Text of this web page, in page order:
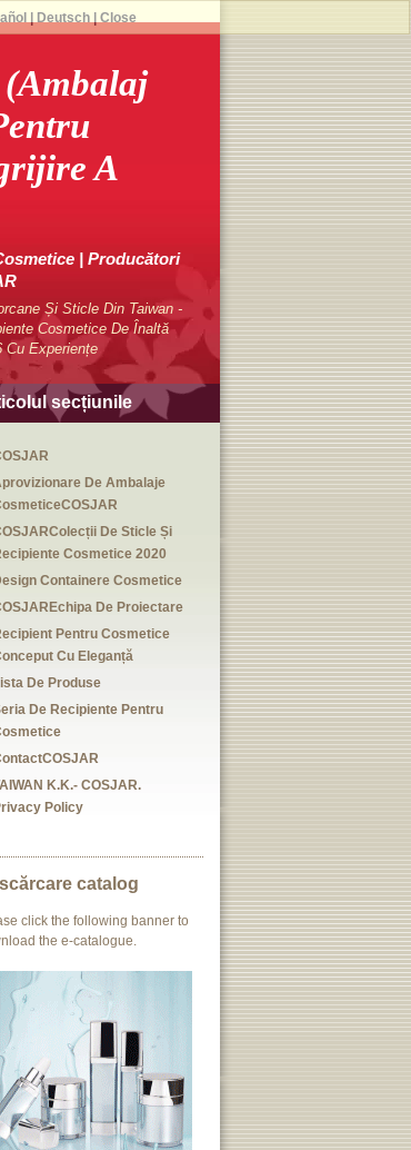
(ambalaj
A
| Producători
Și Sticle Din Taiwan -
Cosmetice De Înaltă
Cu Experiențe
secțiunile
De Ambalaje
De Sticle Și
Cosmetice 2020
Containere Cosmetice
De Proiectare
Pentru Cosmetice
Cu Eleganță
De Produse
De Recipiente Pentru
K.K.- COSJAR.
Policy
catalog
click the following banner to
the e-catalogue.
Deutsch| Close